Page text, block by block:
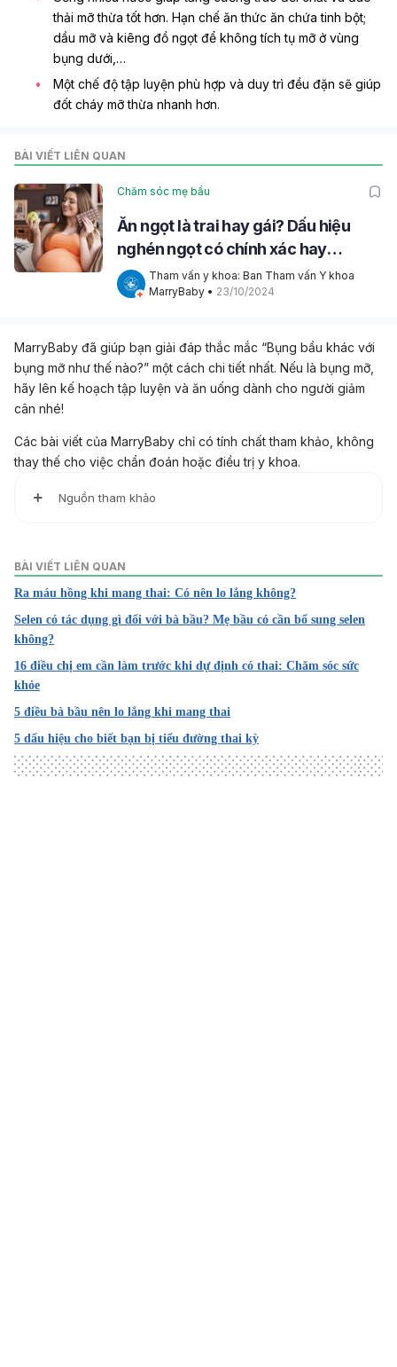
thải mỡ thừa tốt hơn. Hạn chế ăn thức ăn chứa tinh bột;
dầu mỡ và kiêng đồ ngọt để không tích tụ mỡ ở vùng
bụng dưới,…
Một chế độ tập luyện phù hợp và duy trì đều đặn sẽ giúp
đốt cháy mỡ thừa nhanh hơn.
BÀI VIẾT LIÊN QUAN
Chăm sóc mẹ bầu
Ăn ngọt là trai hay gái? Dấu hiệu
nghén ngọt có chính xác hay
không?Tham vấn y khoa: Ban Tham vấn Y khoa
MarryBaby • 23/10/2024
MarryBaby đã giúp bạn giải đáp thắc mắc “Bụng bầu khác với
bụng mỡ như thế nào?” một cách chi tiết nhất. Nếu là bụng mỡ,
hãy lên kế hoạch tập luyện và ăn uống dành cho người giảm
cân nhé!
Các bài viết của MarryBaby chỉ có tính chất tham khảo, không
thay thế cho việc chẩn đoán hoặc điều trị y khoa.
Nguồn tham khảo
Fat Belly and Pregnant Belly?
https://kidslymom.com/fat-or-pregnant-belly-how-to-tell-
the-differences/
Pregnant Belly vs Fat Belly: How to Know One From the O
ther
https://itsbellyhealthy.com/pregnant-belly-vs-fat-belly/
Truy cập ngày 15/1/2022
BÀI VIẾT LIÊN QUAN
Ra máu hồng khi mang thai: Có nên lo lắng không?
Selen có tác dụng gì đối với bà bầu? Mẹ bầu có cần bổ sung selen
không?
16 điều chị em cần làm trước khi dự định có thai: Chăm sóc sức
khỏe
5 điều bà bầu nên lo lắng khi mang thai
5 dấu hiệu cho biết bạn bị tiểu đường thai kỳ